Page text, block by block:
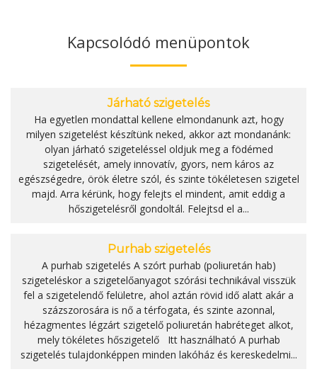
Kapcsolódó menüpontok
Járható szigetelés
Ha egyetlen mondattal kellene elmondanunk azt, hogy
milyen szigetelést készítünk neked, akkor azt mondanánk:
olyan járható szigeteléssel oldjuk meg a födémed
szigetelését, amely innovatív, gyors, nem káros az
egészségedre, örök életre szól, és szinte tökéletesen szigetel
majd. Arra kérünk, hogy felejts el mindent, amit eddig a
hőszigetelésről gondoltál. Felejtsd el a...
Purhab szigetelés
A purhab szigetelés A szórt purhab (poliuretán hab)
szigeteléskor a szigetelőanyagot szórási technikával visszük
fel a szigetelendő felületre, ahol aztán rövid idő alatt akár a
százszorosára is nő a térfogata, és szinte azonnal,
hézagmentes légzárt szigetelő poliuretán habréteget alkot,
mely tökéletes hőszigetelő Itt használható A purhab
szigetelés tulajdonképpen minden lakóház és kereskedelmi...